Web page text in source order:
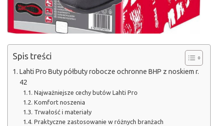
Spis treści
Lahti Pro Buty półbuty robocze ochronne BHP z noskiem r.
42
Najważniejsze cechy butów Lahti Pro
Komfort noszenia
Trwałość i materiały
Praktyczne zastosowanie w różnych branżach